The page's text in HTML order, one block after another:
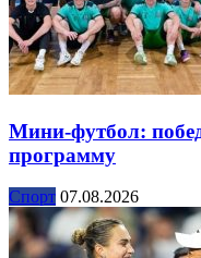
Мини-футбол:
программу
Спорт 07.08.2026